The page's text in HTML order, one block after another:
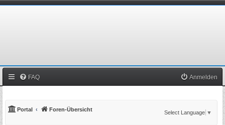
FAQ Anmelden
Portal Foren-Übersicht
Select Language ▼